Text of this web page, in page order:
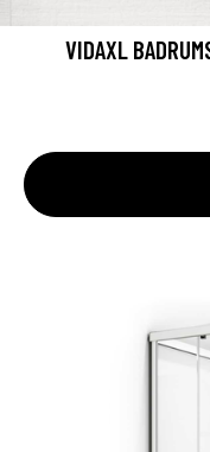
VIDAXL